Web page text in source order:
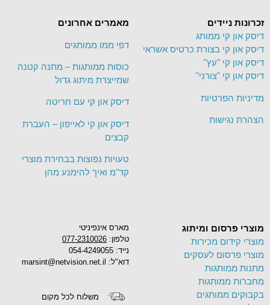
מארס אינפיניטי
טלפון: 077-2310026
נייד: 054-4249055
דוא"ל: marsint@netvision.net.il
משלוח לכל מקום
מוצרי פרסום ומיתוג
מוצרי קידום מכירות
מוצרי פרסום לעסקים
מתנות ממותגות
מחברות ממותגות
בקבוקים ממותגים
מאמרים אחרונים
דפי ממו ממותגים
כוסות ממותגות – מתנה קטנה
שמייצרת מיתוג גדול
דיסק און קי עם חריטה
דיסק און קי לאייפון – העברת
קבצים
טעויות נפוצות בבחירת מוצרי
קד"מ ואיך להימנע מהן
זכרונות ניידים
דיסק און קי ממותג
דיסק און קי בצורת כרטיס אשראי
דיסק און קי "עץ"
דיסק און קי "צורני"
מדיניות הפרטיות
הצהרת נגישות